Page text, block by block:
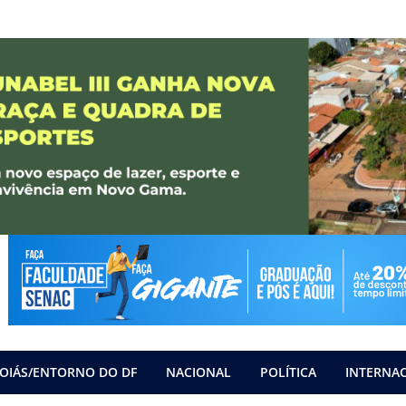
ENTORNO DO DF NACIONAL POLÍTICA